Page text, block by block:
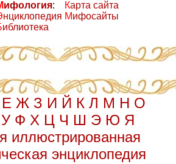
ифология:
нциклопедия
иблиотека
Карта сайта
Мифосайты
Е Ж З И Й К Л М Н О
У Ф Х Ц Ч Ш Э Ю Я
иллюстрированная
энциклопедия